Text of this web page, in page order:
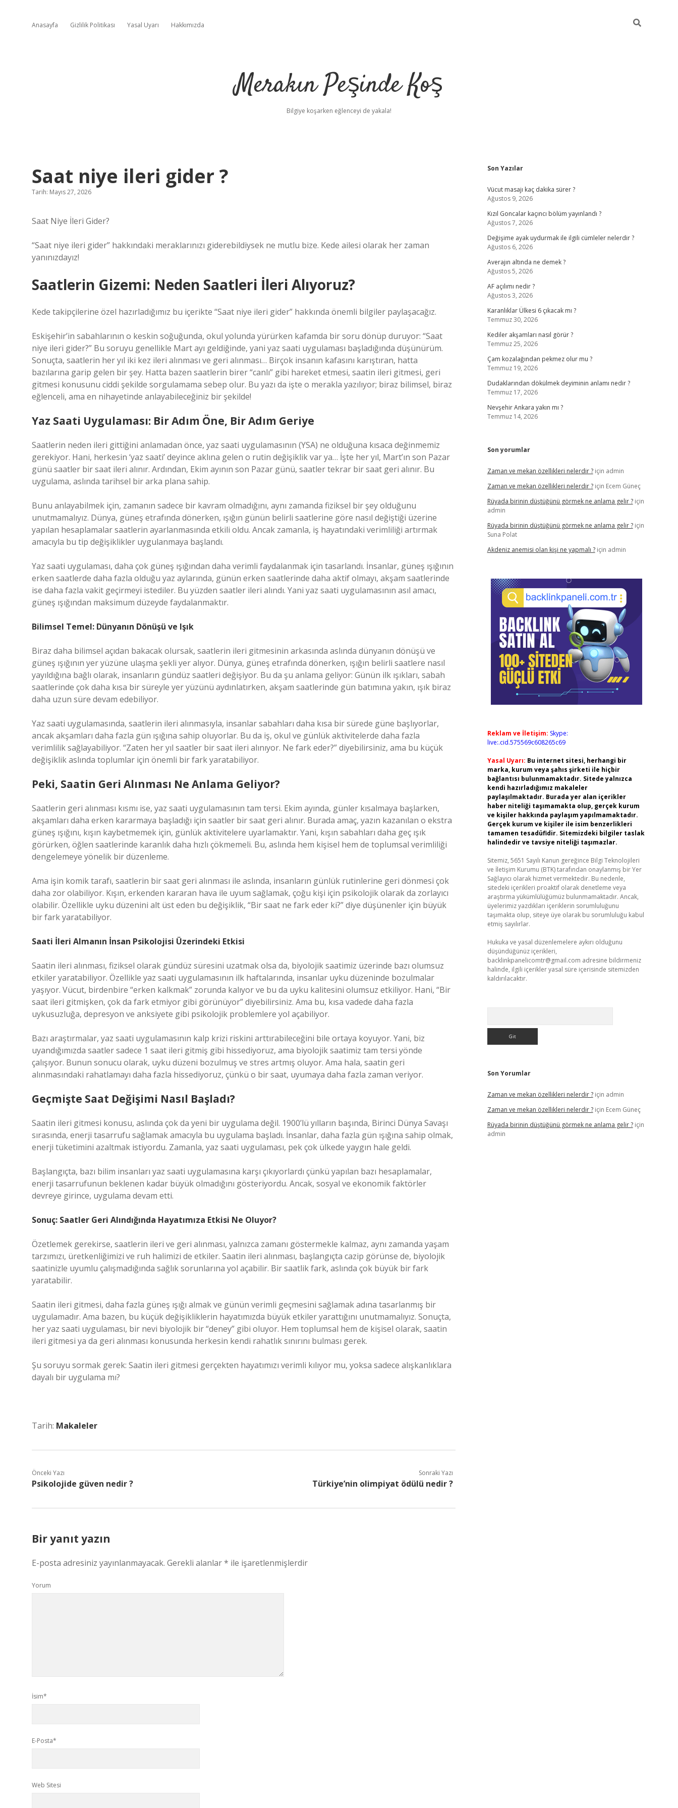
Anasayfa Gizlilik Politikası Yasal Uyarı Hakkımızda
Merakın Peşinde Koş
Bilgiye koşarken eğlenceyi de yakala!
Saat niye ileri gider ?
Tarih: Mayıs 27, 2026
Saat Niye İleri Gider?
“Saat niye ileri gider” hakkındaki meraklarınızı giderebildiysek ne mutlu bize. Kede ailesi olarak her zaman
yanınızdayız!
Saatlerin Gizemi: Neden Saatleri İleri Alıyoruz?
Kede takipçilerine özel hazırladığımız bu içerikte “Saat niye ileri gider” hakkında önemli bilgiler paylaşacağız.
Eskişehir’in sabahlarının o keskin soğuğunda, okul yolunda yürürken kafamda bir soru dönüp duruyor: “Saat
niye ileri gider?” Bu soruyu genellikle Mart ayı geldiğinde, yani yaz saati uygulaması başladığında düşünürüm.
Sonuçta, saatlerin her yıl iki kez ileri alınması ve geri alınması… Birçok insanın kafasını karıştıran, hatta
bazılarına garip gelen bir şey. Hatta bazen saatlerin birer “canlı” gibi hareket etmesi, saatin ileri gitmesi, geri
gitmesi konusunu ciddi şekilde sorgulamama sebep olur. Bu yazı da işte o merakla yazılıyor; biraz bilimsel, biraz
eğlenceli, ama en nihayetinde anlayabileceğiniz bir şekilde!
Yaz Saati Uygulaması: Bir Adım Öne, Bir Adım Geriye
Saatlerin neden ileri gittiğini anlamadan önce, yaz saati uygulamasının (YSA) ne olduğuna kısaca değinmemiz
gerekiyor. Hani, herkesin ‘yaz saati’ deyince aklına gelen o rutin değişiklik var ya… İşte her yıl, Mart’ın son Pazar
günü saatler bir saat ileri alınır. Ardından, Ekim ayının son Pazar günü, saatler tekrar bir saat geri alınır. Bu
uygulama, aslında tarihsel bir arka plana sahip.
Bunu anlayabilmek için, zamanın sadece bir kavram olmadığını, aynı zamanda fiziksel bir şey olduğunu
unutmamalıyız. Dünya, güneş etrafında dönerken, ışığın günün belirli saatlerine göre nasıl değiştiği üzerine
yapılan hesaplamalar saatlerin ayarlanmasında etkili oldu. Ancak zamanla, iş hayatındaki verimliliği artırmak
amacıyla bu tip değişiklikler uygulanmaya başlandı.
Yaz saati uygulaması, daha çok güneş ışığından daha verimli faydalanmak için tasarlandı. İnsanlar, güneş ışığının
erken saatlerde daha fazla olduğu yaz aylarında, günün erken saatlerinde daha aktif olmayı, akşam saatlerinde
ise daha fazla vakit geçirmeyi istediler. Bu yüzden saatler ileri alındı. Yani yaz saati uygulamasının asıl amacı,
güneş ışığından maksimum düzeyde faydalanmaktır.
Bilimsel Temel: Dünyanın Dönüşü ve Işık
Biraz daha bilimsel açıdan bakacak olursak, saatlerin ileri gitmesinin arkasında aslında dünyanın dönüşü ve
güneş ışığının yer yüzüne ulaşma şekli yer alıyor. Dünya, güneş etrafında dönerken, ışığın belirli saatlere nasıl
yayıldığına bağlı olarak, insanların gündüz saatleri değişiyor. Bu da şu anlama geliyor: Günün ilk ışıkları, sabah
saatlerinde çok daha kısa bir süreyle yer yüzünü aydınlatırken, akşam saatlerinde gün batımına yakın, ışık biraz
daha uzun süre devam edebiliyor.
Yaz saati uygulamasında, saatlerin ileri alınmasıyla, insanlar sabahları daha kısa bir sürede güne başlıyorlar,
ancak akşamları daha fazla gün ışığına sahip oluyorlar. Bu da iş, okul ve günlük aktivitelerde daha fazla
verimlilik sağlayabiliyor. “Zaten her yıl saatler bir saat ileri alınıyor. Ne fark eder?” diyebilirsiniz, ama bu küçük
değişiklik aslında toplumlar için önemli bir fark yaratabiliyor.
Peki, Saatin Geri Alınması Ne Anlama Geliyor?
Saatlerin geri alınması kısmı ise, yaz saati uygulamasının tam tersi. Ekim ayında, günler kısalmaya başlarken,
akşamları daha erken kararmaya başladığı için saatler bir saat geri alınır. Burada amaç, yazın kazanılan o ekstra
güneş ışığını, kışın kaybetmemek için, günlük aktivitelere uyarlamaktır. Yani, kışın sabahları daha geç ışık
görürken, öğlen saatlerinde karanlık daha hızlı çökmemeli. Bu, aslında hem kişisel hem de toplumsal verimliliği
dengelemeye yönelik bir düzenleme.
Ama işin komik tarafı, saatlerin bir saat geri alınması ile aslında, insanların günlük rutinlerine geri dönmesi çok
daha zor olabiliyor. Kışın, erkenden kararan hava ile uyum sağlamak, çoğu kişi için psikolojik olarak da zorlayıcı
olabilir. Özellikle uyku düzenini alt üst eden bu değişiklik, “Bir saat ne fark eder ki?” diye düşünenler için büyük
bir fark yaratabiliyor.
Saati İleri Almanın İnsan Psikolojisi Üzerindeki Etkisi
Saatin ileri alınması, fiziksel olarak gündüz süresini uzatmak olsa da, biyolojik saatimiz üzerinde bazı olumsuz
etkiler yaratabiliyor. Özellikle yaz saati uygulamasının ilk haftalarında, insanlar uyku düzeninde bozulmalar
yaşıyor. Vücut, birdenbire “erken kalkmak” zorunda kalıyor ve bu da uyku kalitesini olumsuz etkiliyor. Hani, “Bir
saat ileri gitmişken, çok da fark etmiyor gibi görünüyor” diyebilirsiniz. Ama bu, kısa vadede daha fazla
uykusuzluğa, depresyon ve anksiyete gibi psikolojik problemlere yol açabiliyor.
Bazı araştırmalar, yaz saati uygulamasının kalp krizi riskini arttırabileceğini bile ortaya koyuyor. Yani, biz
uyandığımızda saatler sadece 1 saat ileri gitmiş gibi hissediyoruz, ama biyolojik saatimiz tam tersi yönde
çalışıyor. Bunun sonucu olarak, uyku düzeni bozulmuş ve stres artmış oluyor. Ama hala, saatin geri
alınmasındaki rahatlamayı daha fazla hissediyoruz, çünkü o bir saat, uyumaya daha fazla zaman veriyor.
Geçmişte Saat Değişimi Nasıl Başladı?
Saatin ileri gitmesi konusu, aslında çok da yeni bir uygulama değil. 1900’lü yılların başında, Birinci Dünya Savaşı
sırasında, enerji tasarrufu sağlamak amacıyla bu uygulama başladı. İnsanlar, daha fazla gün ışığına sahip olmak,
enerji tüketimini azaltmak istiyordu. Zamanla, yaz saati uygulaması, pek çok ülkede yaygın hale geldi.
Başlangıçta, bazı bilim insanları yaz saati uygulamasına karşı çıkıyorlardı çünkü yapılan bazı hesaplamalar,
enerji tasarrufunun beklenen kadar büyük olmadığını gösteriyordu. Ancak, sosyal ve ekonomik faktörler
devreye girince, uygulama devam etti.
Sonuç: Saatler Geri Alındığında Hayatımıza Etkisi Ne Oluyor?
Özetlemek gerekirse, saatlerin ileri ve geri alınması, yalnızca zamanı göstermekle kalmaz, aynı zamanda yaşam
tarzımızı, üretkenliğimizi ve ruh halimizi de etkiler. Saatin ileri alınması, başlangıçta cazip görünse de, biyolojik
saatinizle uyumlu çalışmadığında sağlık sorunlarına yol açabilir. Bir saatlik fark, aslında çok büyük bir fark
yaratabilir.
Saatin ileri gitmesi, daha fazla güneş ışığı almak ve günün verimli geçmesini sağlamak adına tasarlanmış bir
uygulamadır. Ama bazen, bu küçük değişikliklerin hayatımızda büyük etkiler yarattığını unutmamalıyız. Sonuçta,
her yaz saati uygulaması, bir nevi biyolojik bir “deney” gibi oluyor. Hem toplumsal hem de kişisel olarak, saatin
ileri gitmesi ya da geri alınması konusunda herkesin kendi rahatlık sınırını bulması gerek.
Şu soruyu sormak gerek: Saatin ileri gitmesi gerçekten hayatımızı verimli kılıyor mu, yoksa sadece alışkanlıklara
dayalı bir uygulama mı?
Tarih: Makaleler
Önceki Yazı
Psikolojide güven nedir ?
Sonraki Yazı
Türkiye’nin olimpiyat ödülü nedir ?
Bir yanıt yazın
E-posta adresiniz yayınlanmayacak. Gerekli alanlar* ile işaretlenmişlerdir
Yorum
İsim*
E-Posta*
Web Sitesi
Sidebar
Son Yazılar
Vücut masajı kaç dakika sürer ?
Ağustos 9, 2026
Kızıl Goncalar kaçıncı bölüm yayınlandı ?
Ağustos 7, 2026
Değişime ayak uydurmak ile ilgili cümleler nelerdir ?
Ağustos 6, 2026
Averajın altında ne demek ?
Ağustos 5, 2026
AF açılımı nedir ?
Ağustos 3, 2026
Karanlıklar Ülkesi 6 çıkacak mı ?
Temmuz 30, 2026
Kediler akşamları nasıl görür ?
Temmuz 25, 2026
Çam kozalağından pekmez olur mu ?
Temmuz 19, 2026
Dudaklarından dökülmek deyiminin anlamı nedir ?
Temmuz 17, 2026
Nevşehir Ankara yakın mı ?
Temmuz 14, 2026
Son yorumlar
Zaman ve mekan özellikleri nelerdir ?için admin
Zaman ve mekan özellikleri nelerdir ?için Ecem Güneç
Rüyada birinin düştüğünü görmek ne anlama gelir ?için
admin
Rüyada birinin düştüğünü görmek ne anlama gelir ?için
Suna Polat
Akdeniz anemisi olan kişi ne yapmalı ?için admin
Reklam ve İletişim: Skype:
live:.cid.575569c608265c69
Yasal Uyarı: Bu internet sitesi, herhangi bir
marka, kurum veya şahıs şirketi ile hiçbir
bağlantısı bulunmamaktadır. Sitede yalnızca
kendi hazırladığımız makaleler
paylaşılmaktadır. Burada yer alan içerikler
haber niteliği taşımamakta olup, gerçek kurum
ve kişiler hakkında paylaşım yapılmamaktadır.
Gerçek kurum ve kişiler ile isim benzerlikleri
tamamen tesadüfidir. Sitemizdeki bilgiler taslak
halindedir ve tavsiye niteliği taşımazlar.
Sitemiz, 5651 Sayılı Kanun gereğince Bilgi Teknolojileri
ve İletişim Kurumu (BTK) tarafından onaylanmış bir Yer
Sağlayıcı olarak hizmet vermektedir. Bu nedenle,
sitedeki içerikleri proaktif olarak denetleme veya
araştırma yükümlülüğümüz bulunmamaktadır. Ancak,
üyelerimiz yazdıkları içeriklerin sorumluluğunu
taşımakta olup, siteye üye olarak bu sorumluluğu kabul
etmiş sayılırlar.
Hukuka ve yasal düzenlemelere aykırı olduğunu
düşündüğünüz içerikleri,
backlinkpanelicomtr@gmail.com adresine bildirmeniz
halinde, ilgili içerikler yasal süre içerisinde sitemizden
kaldırılacaktır.
Son Yorumlar
Zaman ve mekan özellikleri nelerdir ?için admin
Zaman ve mekan özellikleri nelerdir ?için Ecem Güneç
Rüyada birinin düştüğünü görmek ne anlama gelir ?için
admin